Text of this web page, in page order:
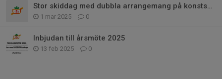
Stor skiddag med dubbla arrangemang på konstsnöspåret
1 mar 2025 0
Inbjudan till årsmöte 2025
13 feb 2025 0